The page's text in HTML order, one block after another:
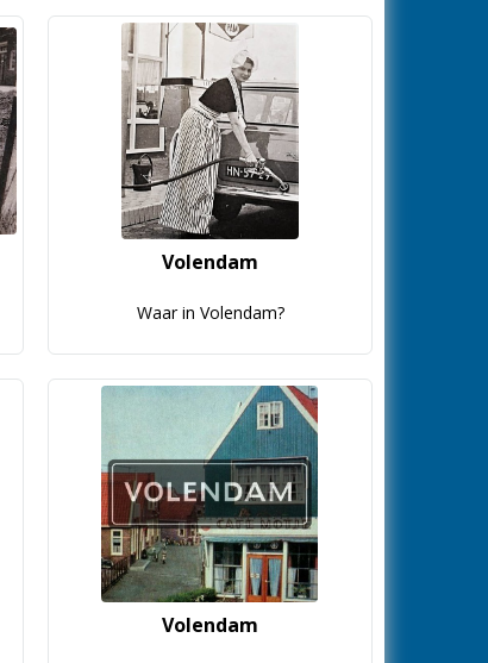
Volendam
Waar in Volendam?
Volendam